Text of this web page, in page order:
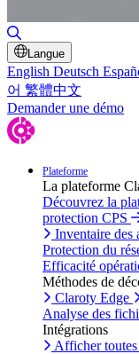
Langue
English Deutsch
어 繁體中文
Demander une démo
Plateforme
La plateforme
Découvrez la
protection CPS
Inventaire des
Protection du
Efficacité
Méthodes de
Claroty Edge
Analyse des
Intégrations
Afficher